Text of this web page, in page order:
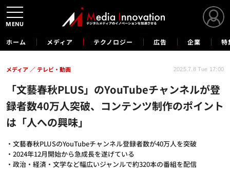
ホーム メディア テクノロジー 広告 企業 特
「文藝春秋PLUS」のYouTubeチャンネルが登
録者数40万人突破、コンテンツ制作のポイント
は「人への興味」
・文藝春秋PLUSのYouTubeチャンネル登録者数が40万人を突破
・2024年12月開始から急成長を遂げている
・政治・経済・文学など幅広いジャンルで約320本の番組を配信
メディア テレビ・動画 2025.7.8 Tue 17:00
MENU